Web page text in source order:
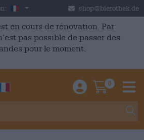
France shop@bierothek.de
en cours de rénovation. Par
pas possible de passer des
pour le moment.
Einloggen /
0